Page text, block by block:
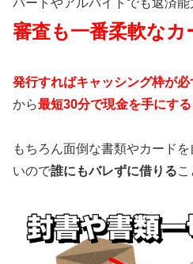
審査も一番柔軟なカ
発行すればキャッシング枠が必
から最短30分で現金を手にす
もちろん面倒な書類やカード
いので誰にもバレずに借りる